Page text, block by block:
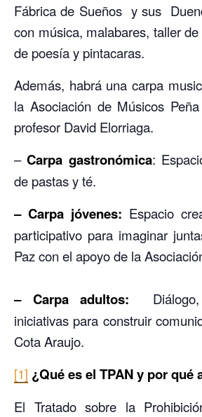
Fábrica de Sueños y sus
con música, malabares, taller
de poesía y pintacaras.
Además, habrá una carpa
la Asociación de Músicos
profesor David Elorriaga.
–Carpa gastronómica:
de pastas y té.
– Carpa jóvenes: Espacio
participativo para imaginar
Paz con el apoyo de la
– Carpa adultos:
iniciativas para construir
Cota Araujo.
[1] ¿Qué es el TPAN y por qué
El Tratado sobre la